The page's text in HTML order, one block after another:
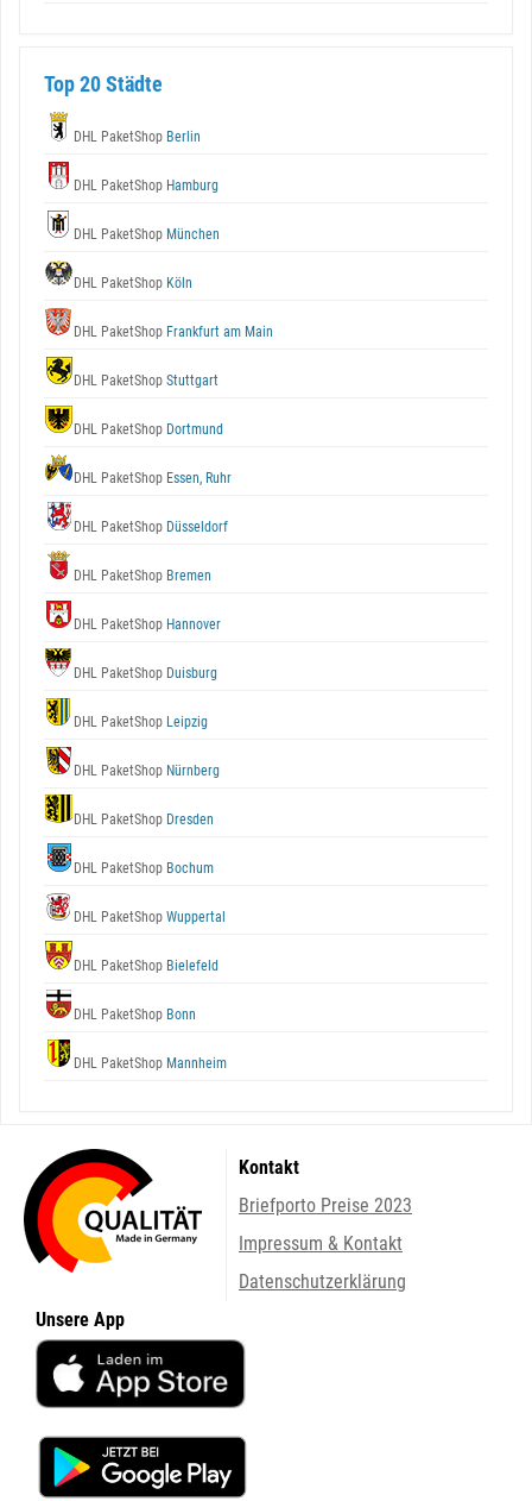
Top 20 Städte
DHL PaketShop Berlin
DHL PaketShop Hamburg
DHL PaketShop München
DHL PaketShop Köln
DHL PaketShop Frankfurt am Main
DHL PaketShop Stuttgart
DHL PaketShop Dortmund
DHL PaketShop Essen, Ruhr
DHL PaketShop Düsseldorf
DHL PaketShop Bremen
DHL PaketShop Hannover
DHL PaketShop Duisburg
DHL PaketShop Leipzig
DHL PaketShop Nürnberg
DHL PaketShop Dresden
DHL PaketShop Bochum
DHL PaketShop Wuppertal
DHL PaketShop Bielefeld
DHL PaketShop Bonn
DHL PaketShop Mannheim
Kontakt
Briefporto Preise 2023
Impressum & Kontakt
Datenschutzerklärung
Unsere App